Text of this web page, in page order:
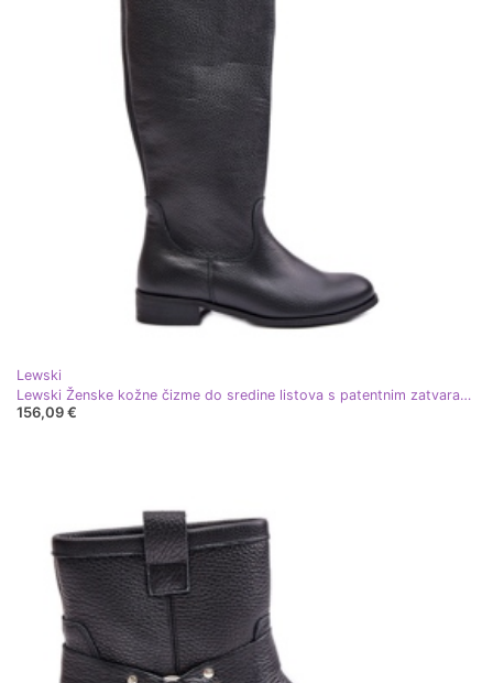
Lewski
Lewski Ženske kožne čizme do sredine listova s ​​patentnim zatvaračem na lijevoj strani 3616 crne crna
156,09 €